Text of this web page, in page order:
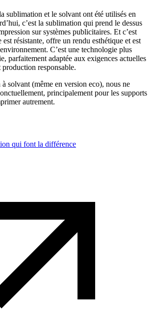
sublimation et le solvant ont été utilisés en
c’est la sublimation qui prend le dessus
sur systèmes publicitaires. Et c’est
résistante, offre un rendu esthétique et est
C’est une technologie plus
parfaitement adaptée aux exigences actuelles
responsable.
solvant (même en version eco), nous ne
principalement pour les supports
autrement.
qui font la différence